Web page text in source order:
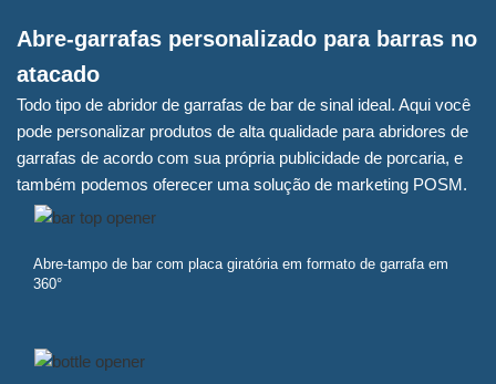
Abre-garrafas personalizado para barras no
atacado
Todo tipo de abridor de garrafas de bar de sinal ideal. Aqui você
pode personalizar produtos de alta qualidade para abridores de
garrafas de acordo com sua própria publicidade de porcaria, e
também podemos oferecer uma solução de marketing POSM.
Abre-tampo de bar com placa giratória em formato de garrafa em
360°